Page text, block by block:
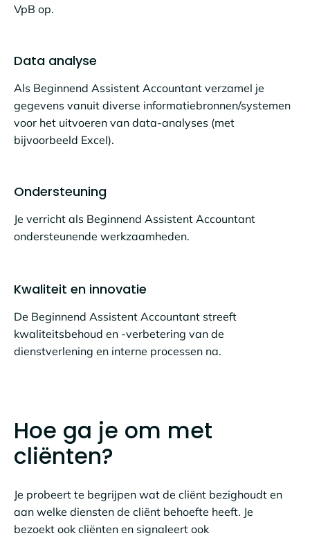
VpB op.
Data analyse
Als Beginnend Assistent Accountant verzamel je
gegevens vanuit diverse informatiebronnen/systemen
voor het uitvoeren van data-analyses (met
bijvoorbeeld Excel).
Ondersteuning
Je verricht als Beginnend Assistent Accountant
ondersteunende werkzaamheden.
Kwaliteit en innovatie
De Beginnend Assistent Accountant streeft
kwaliteitsbehoud en -verbetering van de
dienstverlening en interne processen na.
Hoe ga je om met
cliënten?
Je probeert te begrijpen wat de cliënt bezighoudt en
aan welke diensten de cliënt behoefte heeft. Je
bezoekt ook cliënten en signaleert ook